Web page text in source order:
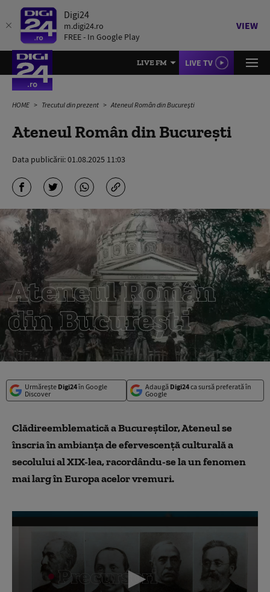
Digi24
m.digi24.ro
FREE - In Google Play
VIEW
LIVE FM LIVE TV
HOME Trecutul din prezent Ateneul Român din București
Ateneul Român din București
Data publicării:01.08.2025 11:03
Urmărește Digi24în Google
Discover
Adaugă Digi24ca sursă preferată în
Google
Clădireemblematică a Bucureștilor, Ateneul se
înscria în ambianța de efervescență culturală a
secolului al XIX-lea, racordându-se la un fenomen
mai larg în Europa acelor vremuri.